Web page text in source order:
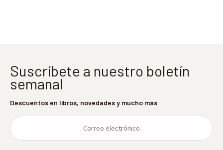
Suscríbete a nuestro boletín
semanal
Descuentos en libros, novedades y mucho más